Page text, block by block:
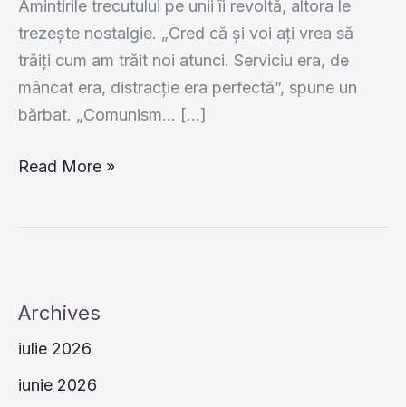
Amintirile trecutului pe unii îi revoltă, altora le
trezeşte nostalgie. „Cred că şi voi aţi vrea să
trăiţi cum am trăit noi atunci. Serviciu era, de
mâncat era, distracţie era perfectă”, spune un
bărbat. „Comunism… […]
Românii
„Serviciu
de
mâncat
Read More »
Archives
iulie 2026
iunie 2026